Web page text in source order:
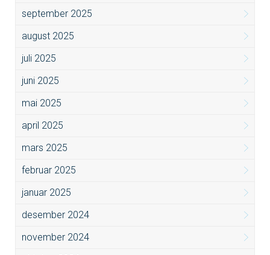
september 2025
august 2025
juli 2025
juni 2025
mai 2025
april 2025
mars 2025
februar 2025
januar 2025
desember 2024
november 2024